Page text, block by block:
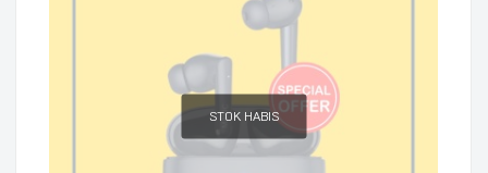
STOK HABIS